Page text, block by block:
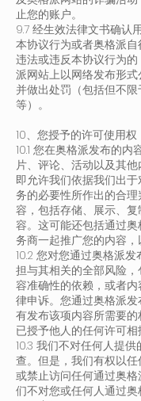
止您的账户。
9.7 经生效法律文书确认
本协议行为或者奥格派
违法或违反本协议行为
派网站上以网络发布形
并做出处罚（包括但不
等）。
10、您授予的许可使用权
10.1 您在奥格派发布的内
片、评论、活动以及其
即允许我们依据我们出
务的必要性所作出的合
容，包括存储、展示、
容。这可能还包括通过
务商一起推广您的内容，
10.2 您对您通过奥格派
担与其相关的全部风险
容准确性的依赖，或者
律申诉。您通过奥格派
有发布该项内容所需要
已授予他人的任何许可相
10.3 我们不对任何人提
查。但是，我们有权以任
或禁止访问任何通过奥
们不对您或任何人通过